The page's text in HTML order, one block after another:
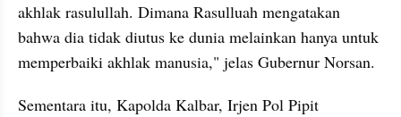
akhlak rasulullah. Dimana Rasulluah mengatakan
bahwa dia tidak diutus ke dunia melainkan hanya untuk
memperbaiki akhlak manusia," jelas Gubernur Norsan.
Sementara itu, Kapolda Kalbar, Irjen Pol Pipit